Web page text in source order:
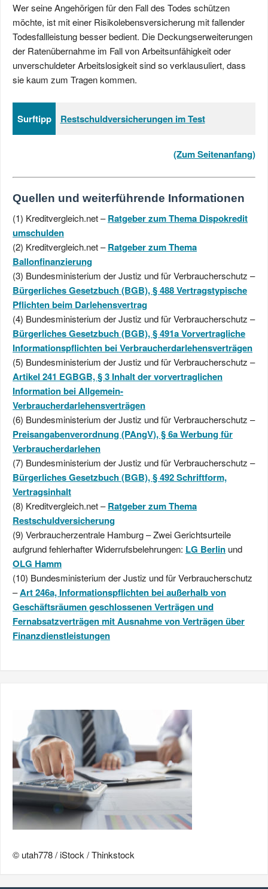
Wer seine Angehörigen für den Fall des Todes schützen
möchte, ist mit einer Risikolebensversicherung mit fallender
Todesfallleistung besser bedient. Die Deckungserweiterungen
der Ratenübernahme im Fall von Arbeitsunfähigkeit oder
unverschuldeter Arbeitslosigkeit sind so verklausuliert, dass
sie kaum zum Tragen kommen.
Surftipp Restschuldversicherungen im Test
(Zum Seitenanfang)
Quellen und weiterführende Informationen
(1) Kreditvergleich.net –Ratgeber zum Thema Dispokredit
umschulden
(2) Kreditvergleich.net –Ratgeber zum Thema
Ballonfinanzierung
(3) Bundesministerium der Justiz und für Verbraucherschutz –
Bürgerliches Gesetzbuch (BGB),§ 488Vertragstypische
Pflichten beim Darlehensvertrag
(4) Bundesministerium der Justiz und für Verbraucherschutz –
Bürgerliches Gesetzbuch (BGB),§ 491aVorvertragliche
Informationspflichten bei Verbraucherdarlehensverträgen
(5) Bundesministerium der Justiz und für Verbraucherschutz –
Artikel 241 EGBGB,§ 3 Inhalt der vorvertraglichen
Information bei Allgemein-
Verbraucherdarlehensverträgen
(6) Bundesministerium der Justiz und für Verbraucherschutz –
Preisangabenverordnung (PAngV), § 6a Werbung für
Verbraucherdarlehen
(7) Bundesministerium der Justiz und für Verbraucherschutz –
Bürgerliches Gesetzbuch (BGB),§ 492Schriftform,
Vertragsinhalt
(8) Kreditvergleich.net –Ratgeber zum Thema
Restschuldversicherung
(9) Verbraucherzentrale Hamburg – Zwei Gerichtsurteile
aufgrund fehlerhafter Widerrufsbelehrungen: LG Berlin und
OLG Hamm
(10) Bundesministerium der Justiz und für Verbraucherschutz
–Art 246a, Informationspflichten bei außerhalb von
Geschäftsräumen geschlossenen Verträgen und
Fernabsatzverträgen mit Ausnahme von Verträgen über
Finanzdienstleistungen
© utah778 / iStock / Thinkstock